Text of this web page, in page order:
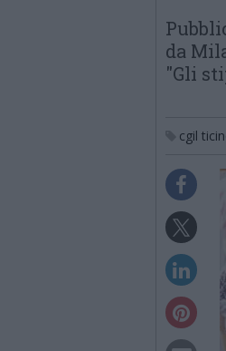
da
"Gli
cgil